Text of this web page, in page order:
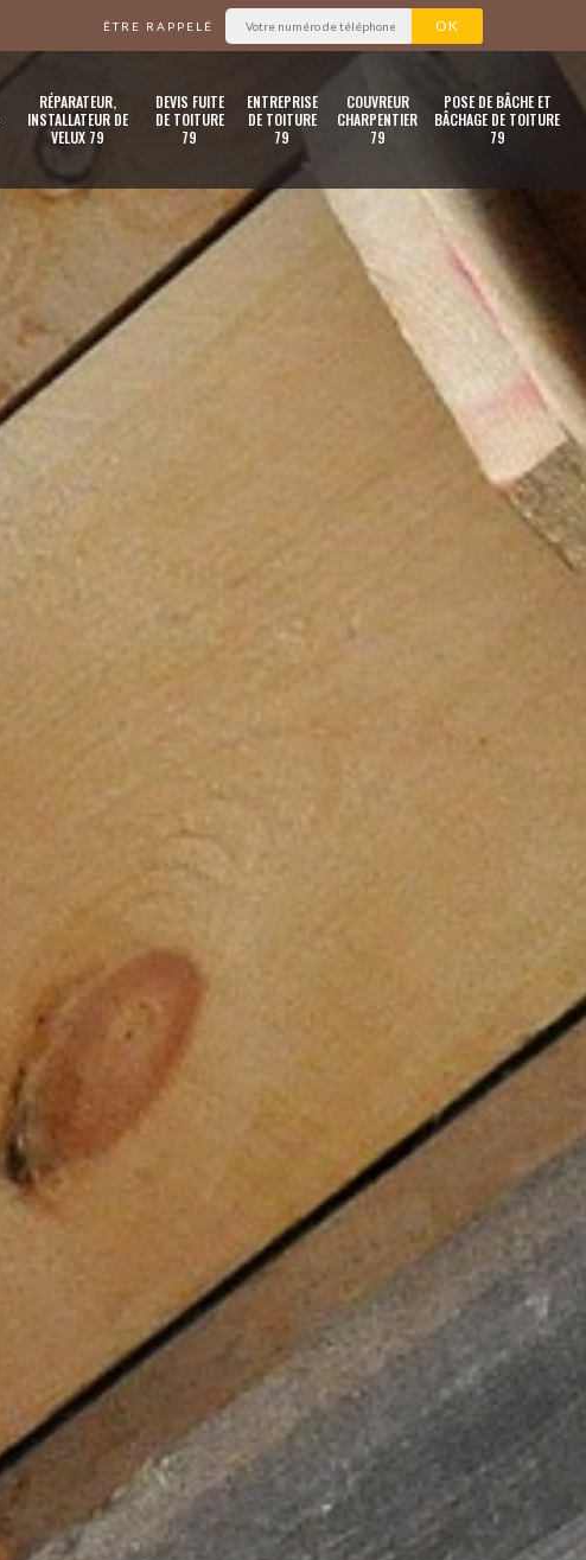
ÊTRE RAPPELÉ
RÉPARATEUR,
INSTALLATEUR DE
VELUX 79
DEVIS FUITE
DE TOITURE
79
ENTREPRISE
DE TOITURE
79
COUVREUR
CHARPENTIER
79
POSE DE BÂCHE ET
BÂCHAGE DE TOITURE
79